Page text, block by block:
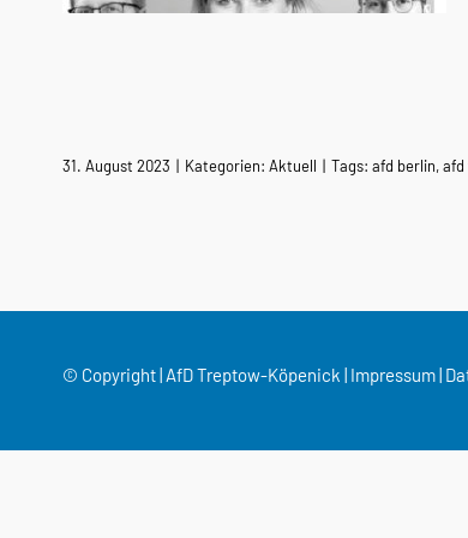
31. August 2023 | Kategorien: Aktuell | Tags: afd berlin,
© Copyright | AfD Treptow-Köpenick | Impressum|